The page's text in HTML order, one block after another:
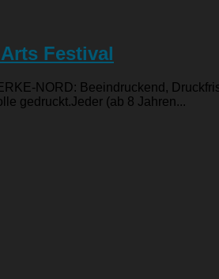
Festival
NORD: Beeindruckend,
gedruckt.Jeder (ab 8 Jahren...